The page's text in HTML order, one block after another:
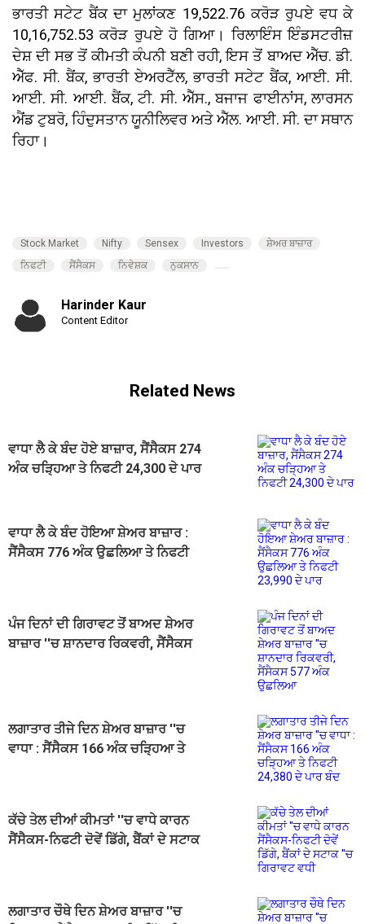
ਭਾਰਤੀ ਸਟੇਟ ਬੈਂਕ ਦਾ ਮੁਲਾਂਕਣ 19,522.76 ਕਰੋੜ ਰੁਪਏ ਵਧ ਕੇ
10,16,752.53 ਕਰੋੜ ਰੁਪਏ ਹੋ ਗਿਆ। ਰਿਲਾਇੰਸ ਇੰਡਸਟਰੀਜ਼
ਦੇਸ਼ ਦੀ ਸਭ ਤੋਂ ਕੀਮਤੀ ਕੰਪਨੀ ਬਣੀ ਰਹੀ, ਇਸ ਤੋਂ ਬਾਅਦ ਐੱਚ. ਡੀ.
ਐੱਫ. ਸੀ. ਬੈਂਕ, ਭਾਰਤੀ ਏਅਰਟੈੱਲ, ਭਾਰਤੀ ਸਟੇਟ ਬੈਂਕ, ਆਈ. ਸੀ.
ਆਈ. ਸੀ. ਆਈ. ਬੈਂਕ, ਟੀ. ਸੀ. ਐੱਸ., ਬਜਾਜ ਫਾਈਨਾਂਸ, ਲਾਰਸਨ
ਐਂਡ ਟੁਬਰੋ, ਹਿੰਦੁਸਤਾਨ ਯੂਨੀਲਿਵਰ ਅਤੇ ਐੱਲ. ਆਈ. ਸੀ. ਦਾ ਸਥਾਨ
ਰਿਹਾ।
Stock Market Nifty Sensex Investors
ਸ਼ੇਅਰ ਬਾਜ਼ਾਰ
ਨਿਫਟੀ
ਸੈਂਸੈਕਸ ਨਿਵੇਸ਼ਕ ਨੁਕਸਾਨ
Harinder Kaur
Content Editor
Related News
ਵਾਧਾ ਲੈ ਕੇ ਬੰਦ ਹੋਏ ਬਾਜ਼ਾਰ, ਸੈਂਸੈਕਸ 274
ਅੰਕ ਚੜ੍ਹਿਆ ਤੇ ਨਿਫਟੀ 24,300 ਦੇ ਪਾਰ
ਵਾਧਾ ਲੈ ਕੇ ਬੰਦ ਹੋਇਆ ਸ਼ੇਅਰ ਬਾਜ਼ਾਰ :
ਸੈਂਸੈਕਸ 776 ਅੰਕ ਉਛਲਿਆ ਤੇ ਨਿਫਟੀ
ਪੰਜ ਦਿਨਾਂ ਦੀ ਗਿਰਾਵਟ ਤੋਂ ਬਾਅਦ ਸ਼ੇਅਰ
ਬਾਜ਼ਾਰ ''ਚ ਸ਼ਾਨਦਾਰ ਰਿਕਵਰੀ, ਸੈਂਸੈਕਸ
ਲਗਾਤਾਰ ਤੀਜੇ ਦਿਨ ਸ਼ੇਅਰ ਬਾਜ਼ਾਰ ''ਚ
ਵਾਧਾ : ਸੈਂਸੈਕਸ 166 ਅੰਕ ਚੜ੍ਹਿਆ ਤੇ
ਕੱਚੇ ਤੇਲ ਦੀਆਂ ਕੀਮਤਾਂ ''ਚ ਵਾਧੇ ਕਾਰਨ
ਸੈਂਸੈਕਸ-ਨਿਫਟੀ ਦੋਵੇਂ ਡਿੱਗੇ, ਬੈਂਕਾਂ ਦੇ ਸਟਾਕ
ਲਗਾਤਾਰ ਚੌਥੇ ਦਿਨ ਸ਼ੇਅਰ ਬਾਜ਼ਾਰ ''ਚ